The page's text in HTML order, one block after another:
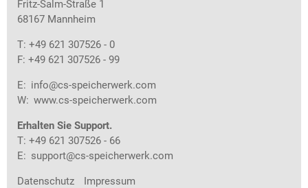
Fritz-Salm-Straße 1
68167 Mannheim
T: +49 621 307526 - 0
F: +49 621 307526 - 99
E: info@cs-speicherwerk.com
W: www.cs-speicherwerk.com
Erhalten Sie Support.
T: +49 621 307526 - 66
E: support@cs-speicherwerk.com
Datenschutz Impressum